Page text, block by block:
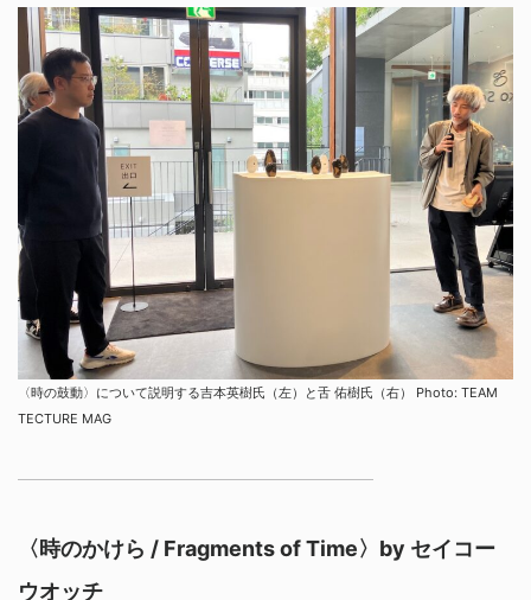
〈時の鼓動〉について説明する吉本英樹氏（左）と舌 佑樹氏（右） Photo: TEAM
TECTURE MAG
〈時のかけら / Fragments of Time〉by セイコー
ウオッチ